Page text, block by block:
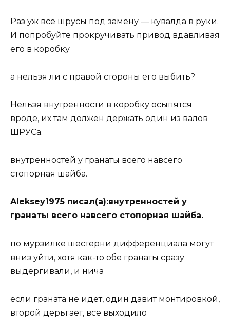
Раз уж все шрусы под замену — кувалда в руки.
И попробуйте прокручивать привод вдавливая
его в коробку
а нельзя ли с правой стороны его выбить?
Нельзя внутренности в коробку осыпятся
вроде, их там должен держать один из валов
ШРУСа.
внутренностей у гранаты всего навсего
стопорная шайба.
Aleksey1975 писал(а):внутренностей у
гранаты всего навсего стопорная шайба.
по мурзилке шестерни дифференциала могут
вниз уйти, хотя как-то обе гранаты сразу
выдергивали, и нича
если граната не идет, один давит монтировкой,
второй дерьгает, все выходило